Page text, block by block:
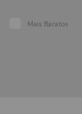
Mais Baratos